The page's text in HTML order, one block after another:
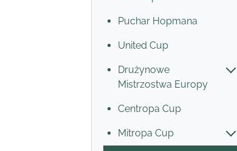
Puchar Hopmana
United Cup
Drużynowe
Mistrzostwa Europy
Centropa Cup
Mitropa Cup